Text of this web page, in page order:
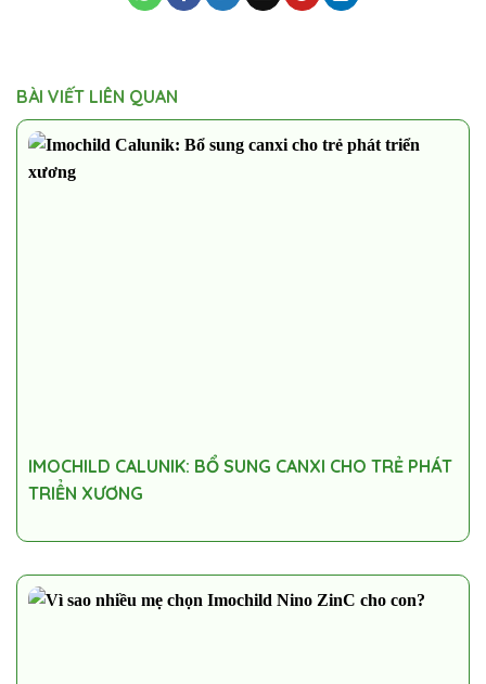
BÀI VIẾT LIÊN QUAN
IMOCHILD CALUNIK: BỔ SUNG CANXI CHO TRẺ PHÁT
TRIỂN XƯƠNG